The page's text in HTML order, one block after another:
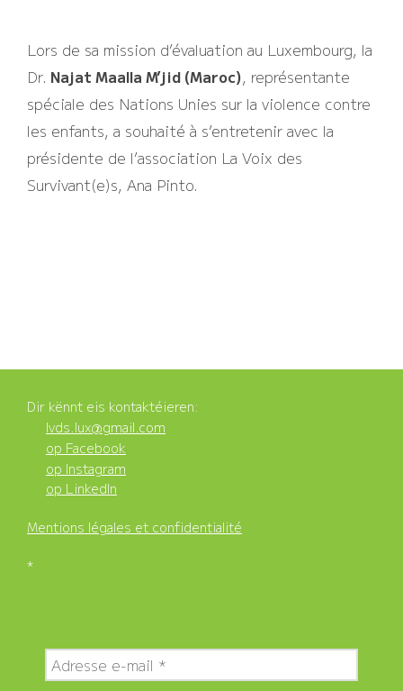
Lors de sa mission d’évaluation au Luxembourg, la
Dr. Najat Maalla M’jid (Maroc), représentante
spéciale des Nations Unies sur la violence contre
les enfants, a souhaité à s’entretenir avec la
présidente de l’association La Voix des
Survivant(e)s, Ana Pinto.
Dir kënnt eis kontaktéieren:
lvds.lux@gmail.com
op Facebook
op Instagram
op LinkedIn
Mentions légales et confidentialité
*